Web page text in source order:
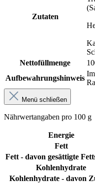
Zutaten
Nettofüllmenge
Aufbewahrungshinweis
Menü schließen
Nährwertangaben pro 100 g
Energie
Fett
Fett - davon gesättigte
Kohlenhydrate
Kohlenhydrate - davon